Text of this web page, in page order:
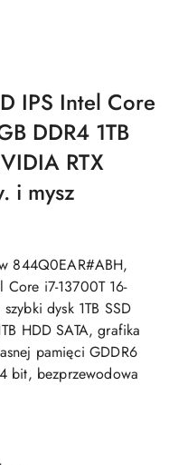
IPS Intel Core
DDR4 1TB
RTX
i mysz
844Q0EAR#ABH,
Core i7-13700T 16-
dysk 1TB SSD
HDD SATA, grafika
pamięci GDDR6
bit, bezprzewodowa